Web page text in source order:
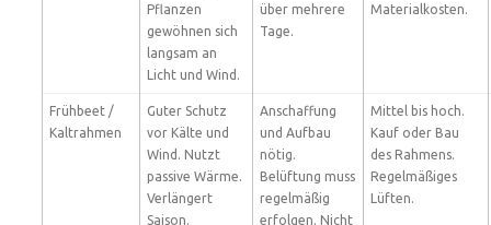
Pflanzen
gewöhnen sich
langsam an
Licht und Wind.
über mehrere
Tage.
Materialkosten.
Frühbeet /
Kaltrahmen
Guter Schutz
vor Kälte und
Wind. Nutzt
passive Wärme.
Verlängert
Saison.
Anschaffung
und Aufbau
nötig.
Belüftung muss
regelmäßig
erfolgen. Nicht
Mittel bis hoch.
Kauf oder Bau
des Rahmens.
Regelmäßiges
Lüften.